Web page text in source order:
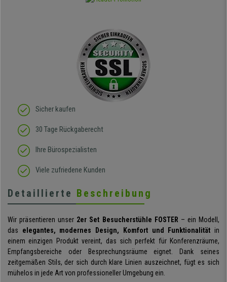
Sicher kaufen
30 Tage Rückgaberecht
Ihre Bürospezialisten
Viele zufriedene Kunden
Detaillierte Beschreibung
Wir präsentieren unser 2er Set Besucherstühle FOSTER – ein Modell,
das elegantes, modernes Design, Komfort und Funktionalität in
einem einzigen Produkt vereint, das sich perfekt für Konferenzräume,
Empfangsbereiche oder Besprechungsräume eignet. Dank seines
zeitgemäßen Stils, der sich durch klare Linien auszeichnet, fügt es sich
mühelos in jede Art von professioneller Umgebung ein.